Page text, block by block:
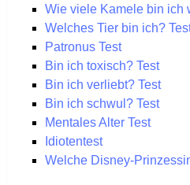
Wie viele Kamele bin ich
Welches Tier bin ich?
Patronus Test
Bin ich toxisch? Test
Bin ich verliebt? Test
Bin ich schwul? Test
Mentales Alter Test
Idiotentest
Welche Disney-